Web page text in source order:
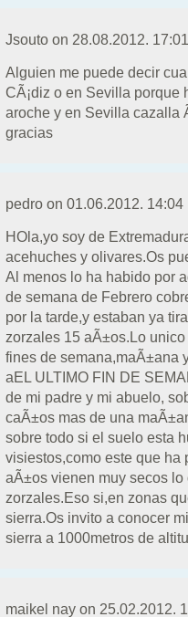
Jsouto on 28.08.2012. 17:01
Alguien me puede decir
CÃ¡diz o en Sevilla porque
aroche y en Sevilla cazalla
gracias
pedro on 01.06.2012. 14:04
HOla,yo soy de
acehuches y olivares.Os
Al menos lo ha habido por
de semana de Febrero
por la tarde,y estaban ya
zorzales 15 aÃ±os.Lo
fines de semana,maÃ±ana
aEL ULTIMO FIN DE
de mi padre y mi abuelo,
caÃ±os mas de una
sobre todo si el suelo esta
visiestos,como este que ha
aÃ±os vienen muy secos
zorzales.Eso si,en zonas
sierra.Os invito a conocer
sierra a 1000metros de
maikel nay on 25.02.2012.